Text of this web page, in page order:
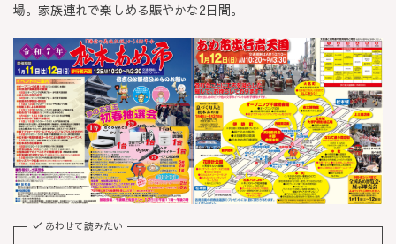
場。家族連れで楽しめる賑やかな2日間。
あわせて読みたい